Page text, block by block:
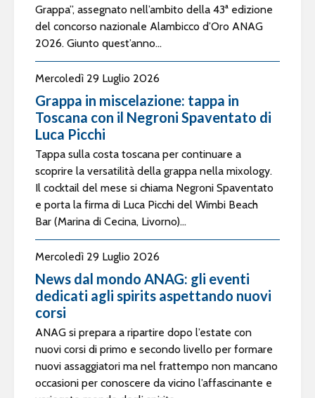
Grappa”, assegnato nell’ambito della 43ª edizione
del concorso nazionale Alambicco d’Oro ANAG
2026. Giunto quest’anno...
Mercoledì 29 Luglio 2026
Grappa in miscelazione: tappa in
Toscana con il Negroni Spaventato di
Luca Picchi
Tappa sulla costa toscana per continuare a
scoprire la versatilità della grappa nella mixology.
Il cocktail del mese si chiama Negroni Spaventato
e porta la firma di Luca Picchi del Wimbi Beach
Bar (Marina di Cecina, Livorno)...
Mercoledì 29 Luglio 2026
News dal mondo ANAG: gli eventi
dedicati agli spirits aspettando nuovi
corsi
ANAG si prepara a ripartire dopo l’estate con
nuovi corsi di primo e secondo livello per formare
nuovi assaggiatori ma nel frattempo non mancano
occasioni per conoscere da vicino l’affascinante e